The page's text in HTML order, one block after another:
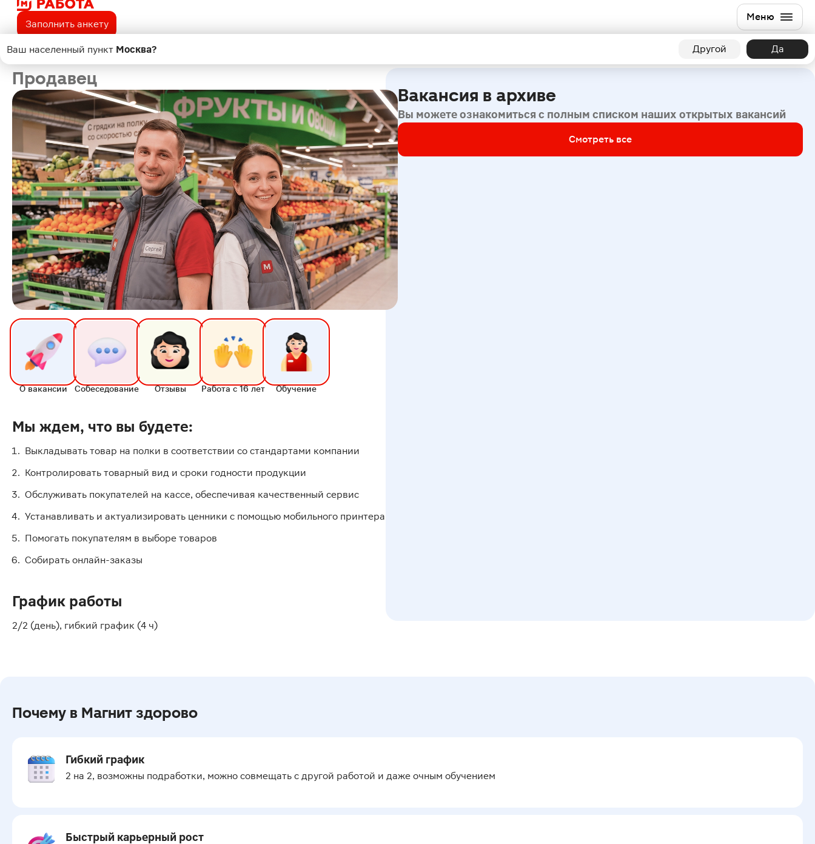
Поиск
Заполнить анкету
Меню
Продавец
О вакансии Собеседование Отзывы Работа с 16 лет Обучение
Мы ждем, что вы будете:
Выкладывать товар на полки в соответствии со стандартами компании
Контролировать товарный вид и сроки годности продукции
Обслуживать покупателей на кассе, обеспечивая качественный сервис
Устанавливать и актуализировать ценники с помощью мобильного принтера
Помогать покупателям в выборе товаров
Собирать онлайн-заказы
График работы
2/2 (день), гибкий график (4 ч)
Вакансия в архиве
Вы можете ознакомиться с полным списком наших открытых вакансий
Смотреть все
Почему в Магнит здорово
Гибкий график
2 на 2, возможны подработки, можно совмещать с другой работой и даже очным обучением
Быстрый карьерный рост
Ваш населенный пункт Москва? Другой Да